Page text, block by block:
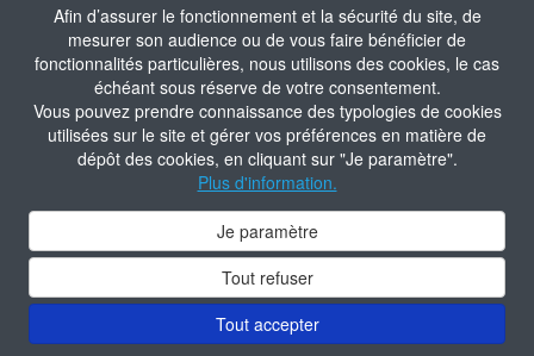
Afin d’assurer le fonctionnement et la sécurité du site, de
mesurer son audience ou de vous faire bénéficier de
fonctionnalités particulières, nous utilisons des cookies, le cas
échéant sous réserve de votre consentement.
Vous pouvez prendre connaissance des typologies de cookies
utilisées sur le site et gérer vos préférences en matière de
dépôt des cookies, en cliquant sur "Je paramètre".
Plus d'information.
Je paramètre
Tout refuser
Tout accepter